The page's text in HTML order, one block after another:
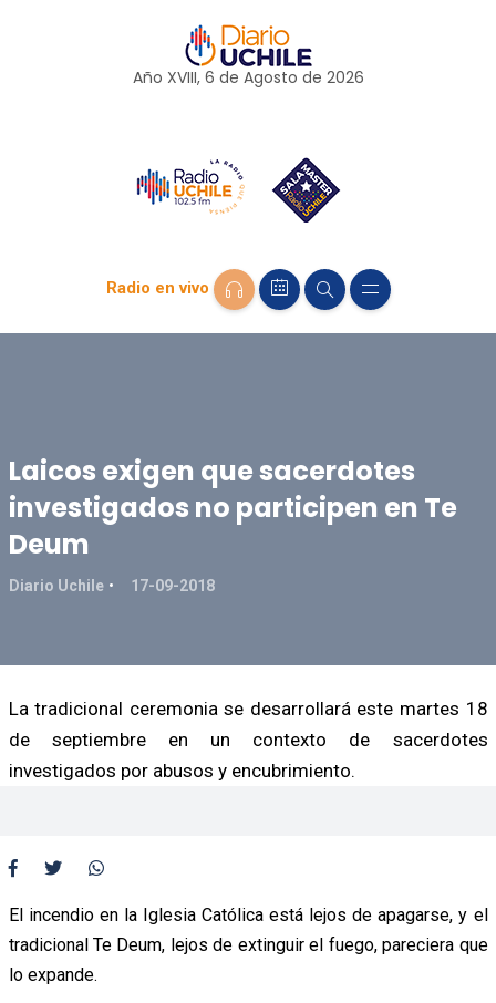
Año XVIII, 6 de Agosto de 2026
Radio en vivo
Laicos exigen que sacerdotes
investigados no participen en Te
Deum
Diario Uchile 17-09-2018
La tradicional ceremonia se desarrollará este martes 18
de septiembre en un contexto de sacerdotes
investigados por abusos y encubrimiento.
El incendio en la Iglesia Católica está lejos de apagarse, y el
tradicional Te Deum, lejos de extinguir el fuego, pareciera que
lo expande.